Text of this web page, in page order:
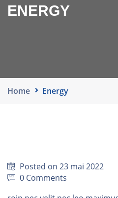
ENERGY
Home Energy
Posted on 23 mai 2022
0 Comments